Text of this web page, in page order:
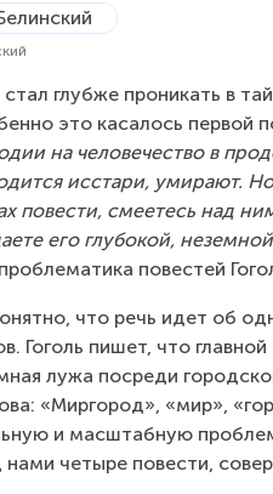
глубже проникать в
это касалось первой
на человечество в
исстари, умирают.
повести, смеетесь над
его глубокой,
повестей
что речь идет об
Гоголь пишет, что главной
лужа посреди
«Миргород», «мир»,
и масштабную
четыре повести,